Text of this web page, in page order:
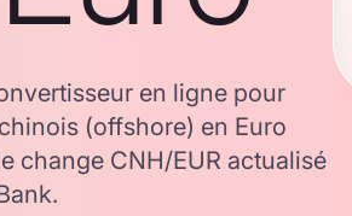
en ligne pour
(offshore) en Euro
change CNH/EUR actualisé